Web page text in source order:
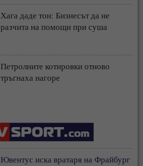
Хага даде тон: Бизнесът да не
разчита на помощи при суша
Петролните котировки отново
тръгнаха нагоре
Ювентус иска вратаря на Фрайбург